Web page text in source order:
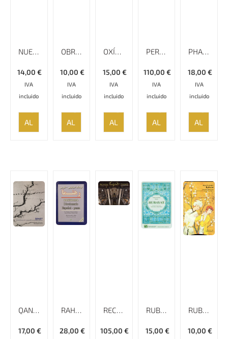
NUEVO NACIMIENTO
€
14,00
IVA
incluido
AL
CARRITO
OBREROS TRABAJANDO: LECCIONES CINEMATOGRÁFICAS DE ABBAS KIAROSTAMI
€
10,00
IVA
incluido
AL
CARRITO
OXÍMORON
€
15,00
IVA
incluido
AL
CARRITO
PERSEPOLIS RECREATED FARZIN REZAEIAN
€
110,00
IVA
incluido
AL
CARRITO
PHARSI (LA FUERTE-A-VENTURA PERSA)
€
18,00
IVA
incluido
AL
CARRITO
QANAT
€
17,00
RAHNAMA DICCIONARIO ESPAÑOL- PERSA
€
28,00
RECREATING PASARGADAE
€
105,00
RUBAYAT
€
15,00
RUBAYAT
€
10,00